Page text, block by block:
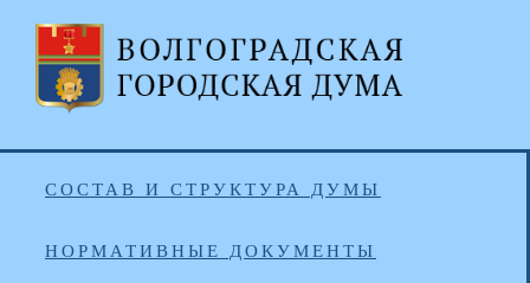
СОСТАВ И СТРУКТУРА ДУМЫ
НОРМАТИВНЫЕ ДОКУМЕНТЫ